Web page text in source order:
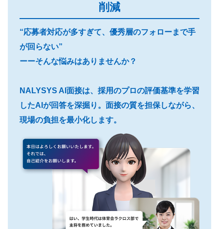
削減
“応募者対応が多すぎて、優秀層のフォローまで手
が回らない”
ーーそんな悩みはありませんか？
NALYSYS AI面接は、採用のプロの評価基準を学習
したAIが回答を深掘り。面接の質を担保しながら、
現場の負担を最小化します。